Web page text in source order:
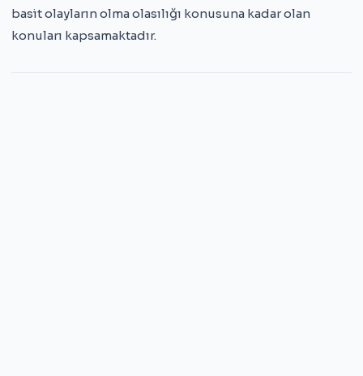
basit olayların olma olasılığı konusuna kadar olan
konuları kapsamaktadır.